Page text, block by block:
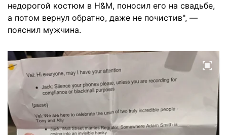
недорогой костюм в H&M, поносил его на свадьбе,
а потом вернул обратно, даже не почистив", —
пояснил мужчина.